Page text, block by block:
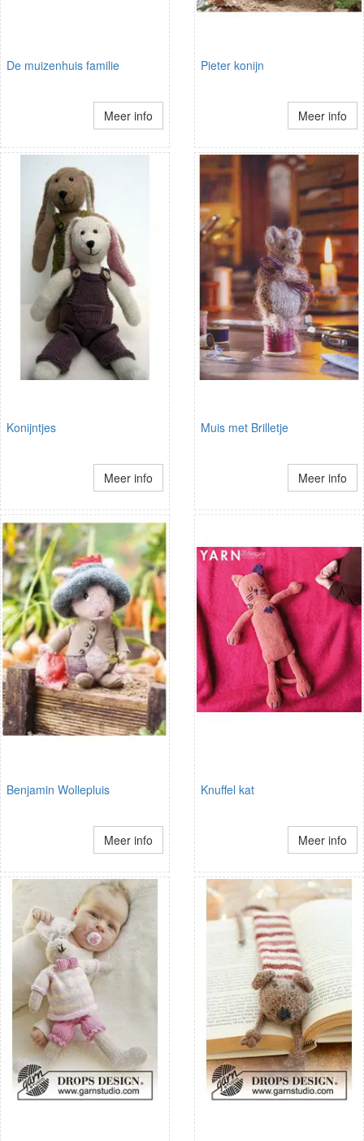
De muizenhuis familie
Meer info
Pieter konijn
Meer info
Konijntjes
Meer info
Muis met Brilletje
Meer info
Benjamin Wollepluis
Meer info
Knuffel kat
Meer info